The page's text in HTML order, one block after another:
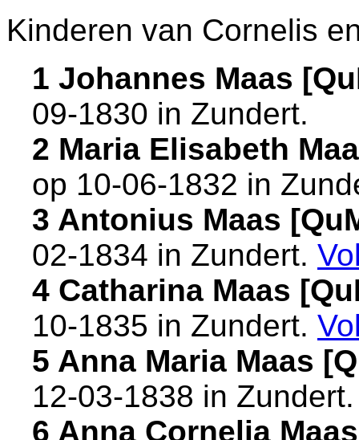
Kinderen van Cornelis
1 Johannes Maas
09-1830 in Zundert.
2 Maria Elisabeth
op 10-06-1832 in
3 Antonius Maas
02-1834 in Zundert.
4 Catharina Maas
10-1835 in Zundert.
5 Anna Maria Maas
12-03-1838 in Zundert
6 Anna Cornelia